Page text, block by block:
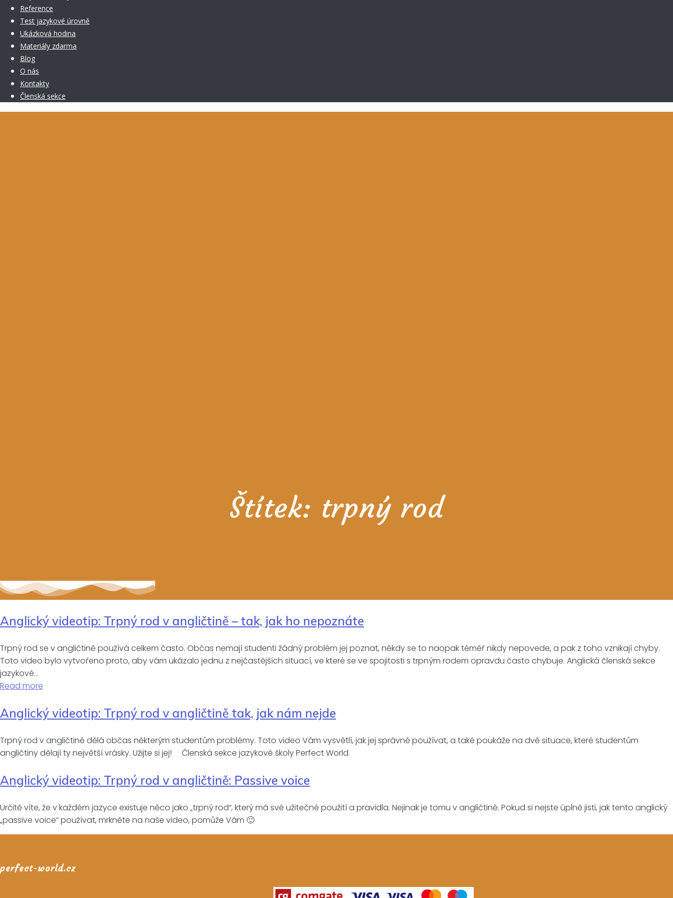
Reference
Test jazykové úrovně
Ukázková hodina
Materiály zdarma
Blog
O nás
Kontakty
Členská sekce
Štítek: trpný rod
Anglický videotip: Trpný rod v angličtině – tak, jak ho nepoznáte
Trpný rod se v angličtině používá celkem často. Občas nemají studenti žádný problém jej poznat, někdy se to naopak téměř nikdy nepovede, a pak z toho vznikají chyby.
Toto video bylo vytvořeno proto, aby vám ukázalo jednu z nejčastějších situací, ve které se ve spojitosti s trpným rodem opravdu často chybuje. Anglická členská sekce
jazykové…
Read more
Anglický videotip: Trpný rod v angličtině tak, jak nám nejde
Trpný rod v angličtině dělá občas některým studentům problémy. Toto video Vám vysvětlí, jak jej správně používat, a také poukáže na dvě situace, které studentům
angličtiny dělají ty největší vrásky. Užijte si jej! Členská sekce jazykové školy Perfect World
Anglický videotip: Trpný rod v angličtině: Passive voice
Určitě víte, že v každém jazyce existuje něco jako „trpný rod“, který má své užitečné použití a pravidla. Nejinak je tomu v angličtině. Pokud si nejste úplně jisti, jak tento anglický
„passive voice“ používat, mrkněte na naše video, pomůže Vám 🙂
perfect-world.cz